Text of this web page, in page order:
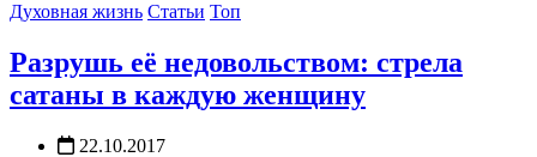
Духовная жизнь Статьи Топ
Разрушь её недовольством: стрела
сатаны в каждую женщину
22.10.2017